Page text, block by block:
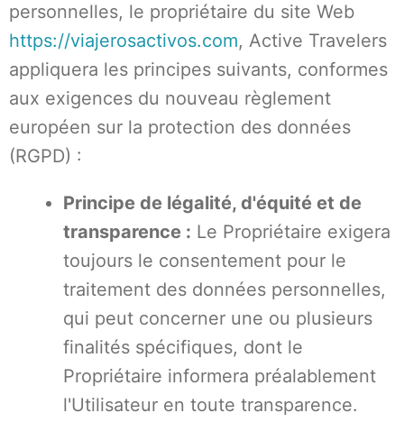
personnelles, le propriétaire du site Web
https://viajerosactivos.com, Active Travelers
appliquera les principes suivants, conformes
aux exigences du nouveau règlement
européen sur la protection des données
(RGPD) :
Principe de légalité, d'équité et de
transparence : Le Propriétaire exigera
toujours le consentement pour le
traitement des données personnelles,
qui peut concerner une ou plusieurs
finalités spécifiques, dont le
Propriétaire informera préalablement
l'Utilisateur en toute transparence.